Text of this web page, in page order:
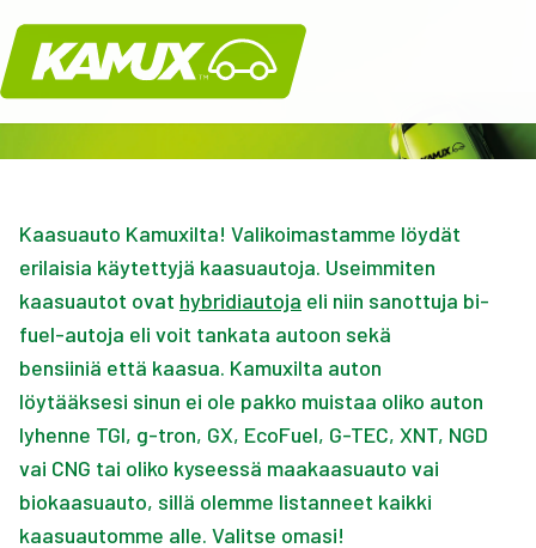
Kamux
Kaasuauto Kamuxilta! Valikoimastamme löydät
erilaisia käytettyjä kaasuautoja. Useimmiten
kaasuautot ovat hybridiautoja eli niin sanottuja bi-
fuel-autoja eli voit tankata autoon sekä
bensiiniä että kaasua. Kamuxilta auton
löytääksesi sinun ei ole pakko muistaa oliko auton
lyhenne TGI, g-tron, GX, EcoFuel, G-TEC, XNT, NGD
vai CNG tai oliko kyseessä maakaasuauto vai
biokaasuauto, sillä olemme listanneet kaikki
kaasuautomme alle. Valitse omasi!